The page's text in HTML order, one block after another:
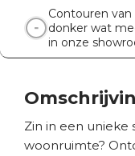
Contouren
donker wat
in onze
Zin in een unieke
woonruimte?